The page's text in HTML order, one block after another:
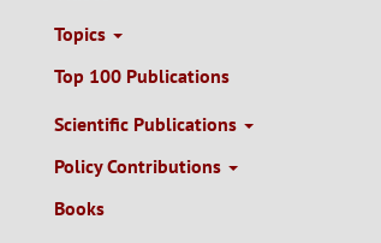
Topics
Top 100 Publications
Scientific Publications
Policy Contributions
Books